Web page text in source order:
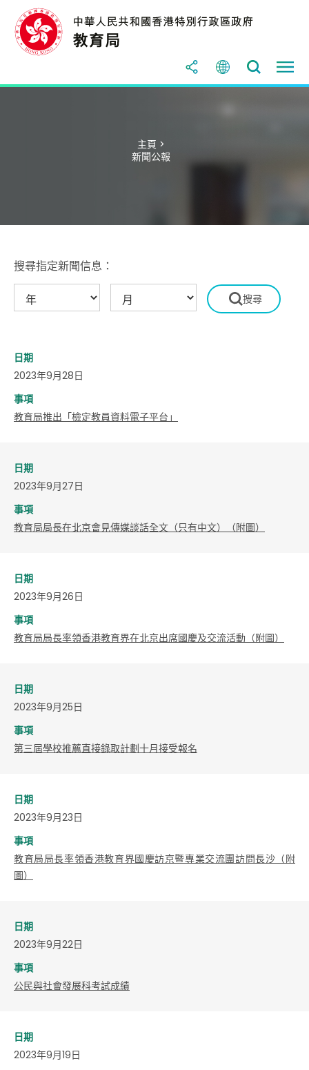
主頁 >
新聞公報
搜尋指定新聞信息：
日期
2023年9月28日
事項
教育局推出「檢定教員資料電子平台」
日期
2023年9月27日
事項
教育局局長在北京會見傳媒談話全文（只有中文）（附圖）
日期
2023年9月26日
事項
教育局局長率領香港教育界在北京出席國慶及交流活動（附圖）
日期
2023年9月25日
事項
第三屆學校推薦直接錄取計劃十月接受報名
日期
2023年9月23日
事項
教育局局長率領香港教育界國慶訪京暨專業交流團訪問長沙（附
圖）
日期
2023年9月22日
事項
​公民與社會發展科考試成績
日期
2023年9月19日